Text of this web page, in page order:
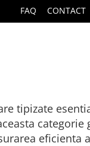
FAQ CONTACT
tipizate
categorie
eficienta